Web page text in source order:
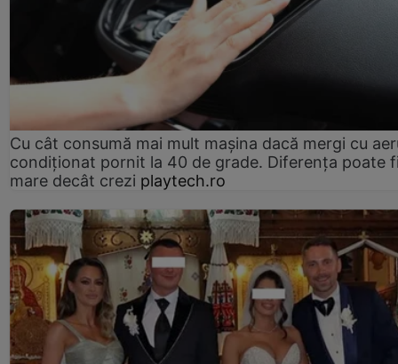
Cu cât consumă mai mult mașina dacă mergi cu
condiționat pornit la 40 de grade. Diferența poate
mare decât crezi playtech.ro